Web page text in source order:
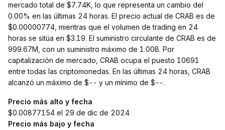
mercado total de $7.74K, lo que representa un cambio del
0.00% en las últimas 24 horas. El precio actual de CRAB es de
$0.00000774, mientras que el volumen de trading en 24
horas se sitúa en $3.19. El suministro circulante de CRAB es de
999.67M, con un suministro máximo de 1.00B. Por
capitalización de mercado, CRAB ocupa el puesto 10691
entre todas las criptomonedas. En las últimas 24 horas, CRAB
alcanzó un máximo de $-- y un mínimo de $--.
Precio más alto y fecha
$0.00877154 el 29 de dic de 2024
Precio más bajo y fecha